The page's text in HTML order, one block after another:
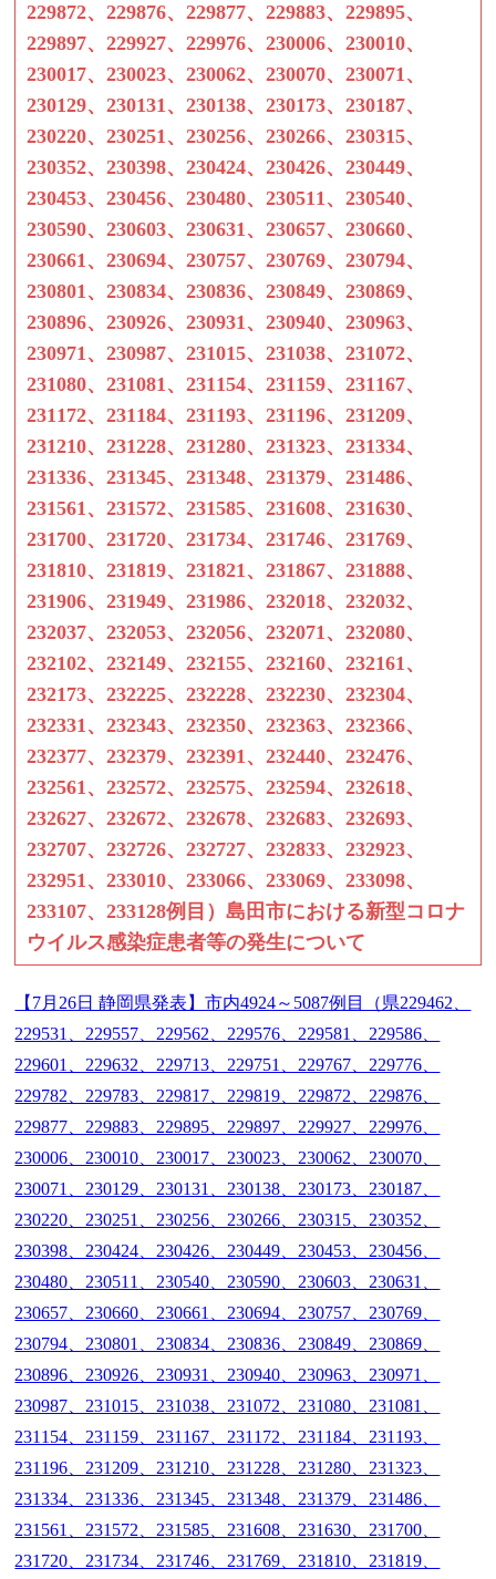
229872、229876、229877、229883、229895、
229897、229927、229976、230006、230010、
230017、230023、230062、230070、230071、
230129、230131、230138、230173、230187、
230220、230251、230256、230266、230315、
230352、230398、230424、230426、230449、
230453、230456、230480、230511、230540、
230590、230603、230631、230657、230660、
230661、230694、230757、230769、230794、
230801、230834、230836、230849、230869、
230896、230926、230931、230940、230963、
230971、230987、231015、231038、231072、
231080、231081、231154、231159、231167、
231172、231184、231193、231196、231209、
231210、231228、231280、231323、231334、
231336、231345、231348、231379、231486、
231561、231572、231585、231608、231630、
231700、231720、231734、231746、231769、
231810、231819、231821、231867、231888、
231906、231949、231986、232018、232032、
232037、232053、232056、232071、232080、
232102、232149、232155、232160、232161、
232173、232225、232228、232230、232304、
232331、232343、232350、232363、232366、
232377、232379、232391、232440、232476、
232561、232572、232575、232594、232618、
232627、232672、232678、232683、232693、
232707、232726、232727、232833、232923、
232951、233010、233066、233069、233098、
233107、233128例目）島田市における新型コロナ
ウイルス感染症患者等の発生について
【7月26日 静岡県発表】市内4924～5087例目（県229462、
229531、229557、229562、229576、229581、229586、
229601、229632、229713、229751、229767、229776、
229782、229783、229817、229819、229872、229876、
229877、229883、229895、229897、229927、229976、
230006、230010、230017、230023、230062、230070、
230071、230129、230131、230138、230173、230187、
230220、230251、230256、230266、230315、230352、
230398、230424、230426、230449、230453、230456、
230480、230511、230540、230590、230603、230631、
230657、230660、230661、230694、230757、230769、
230794、230801、230834、230836、230849、230869、
230896、230926、230931、230940、230963、230971、
230987、231015、231038、231072、231080、231081、
231154、231159、231167、231172、231184、231193、
231196、231209、231210、231228、231280、231323、
231334、231336、231345、231348、231379、231486、
231561、231572、231585、231608、231630、231700、
231720、231734、231746、231769、231810、231819、